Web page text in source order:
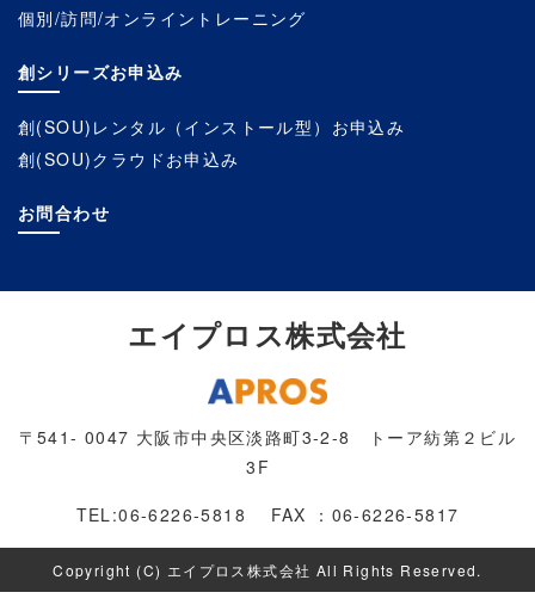
個別/訪問/オンライントレーニング
創シリーズお申込み
創(SOU)レンタル（インストール型）お申込み
創(SOU)クラウドお申込み
お問合わせ
エイプロス株式会社
〒541- 0047 大阪市中央区淡路町3-2-8 トーア紡第２ビル
3F
TEL:06-6226-5818 FAX ：06-6226-5817
Copyright (C) エイプロス株式会社 All Rights Reserved.